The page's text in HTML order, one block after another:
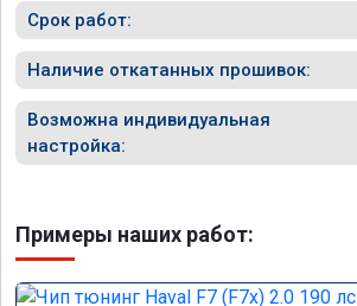
Срок работ:
Наличие откатанных прошивок:
Возможна индивидуальная
настройка:
Примеры наших работ: